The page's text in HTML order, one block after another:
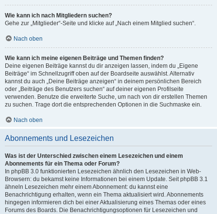
Wie kann ich nach Mitgliedern suchen?
Gehe zur „Mitglieder“-Seite und klicke auf „Nach einem Mitglied suchen“.
Nach oben
Wie kann ich meine eigenen Beiträge und Themen finden?
Deine eigenen Beiträge kannst du dir anzeigen lassen, indem du „Eigene
Beiträge“ im Schnellzugriff oben auf der Boardseite auswählst. Alternativ
kannst du auch „Deine Beiträge anzeigen“ in deinem persönlichen Bereich
oder „Beiträge des Benutzers suchen“ auf deiner eigenen Profilseite
verwenden. Benutze die erweiterte Suche, um nach von dir erstellen Themen
zu suchen. Trage dort die entsprechenden Optionen in die Suchmaske ein.
Nach oben
Abonnements und Lesezeichen
Was ist der Unterschied zwischen einem Lesezeichen und einem
Abonnements für ein Thema oder Forum?
In phpBB 3.0 funktionierten Lesezeichen ähnlich den Lesezeichen in Web-
Browsern: du bekamst keine Informationen bei einem Update. Seit phpBB 3.1
ähneln Lesezeichen mehr einem Abonnement: du kannst eine
Benachrichtigung erhalten, wenn ein Thema aktualisiert wird. Abonnements
hingegen informieren dich bei einer Aktualisierung eines Themas oder eines
Forums des Boards. Die Benachrichtigungsoptionen für Lesezeichen und